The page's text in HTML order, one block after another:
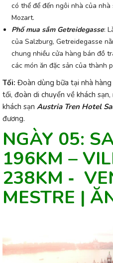
có thể để đến ngôi nhà của
Mozart.
Phố mua sắm Getreidegasse:
của Salzburg, Getreidegasse
chung nhiều cửa hàng bán đồ
các món ăn đặc sản của thành
Tối: Đoàn dùng bữa tại nhà hàng
tối, đoàn di chuyển về khách
khách sạn Austria Tren Hotel
đương.
NGÀY 05:
196KM –
238KM ‐
MESTRE |